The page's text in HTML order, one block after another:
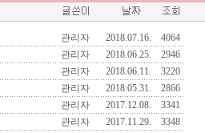
관리자 2018.07.16.
4064
관리자 2018.06.25.
2946
관리자 2018.06.11.
3220
관리자 2018.05.31.
2866
관리자 2017.12.08.
3341
관리자 2017.11.29. 3348